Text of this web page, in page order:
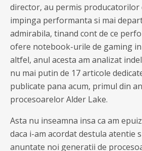
director, au permis
impinga performanta si mai
admirabila, tinand cont de ce
ofere notebook-urile de gaming
altfel, anul acesta am analizat
nu mai putin de 17 articole
publicate pana acum, primul din
procesoarelor Alder Lake.
Asta nu inseamna insa ca am
daca i-am acordat destula atentie
anuntate noi generatii de